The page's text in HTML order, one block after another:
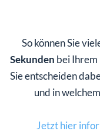
So können Sie
Sekunden bei
Sie entscheiden
und in
Jetzt hier